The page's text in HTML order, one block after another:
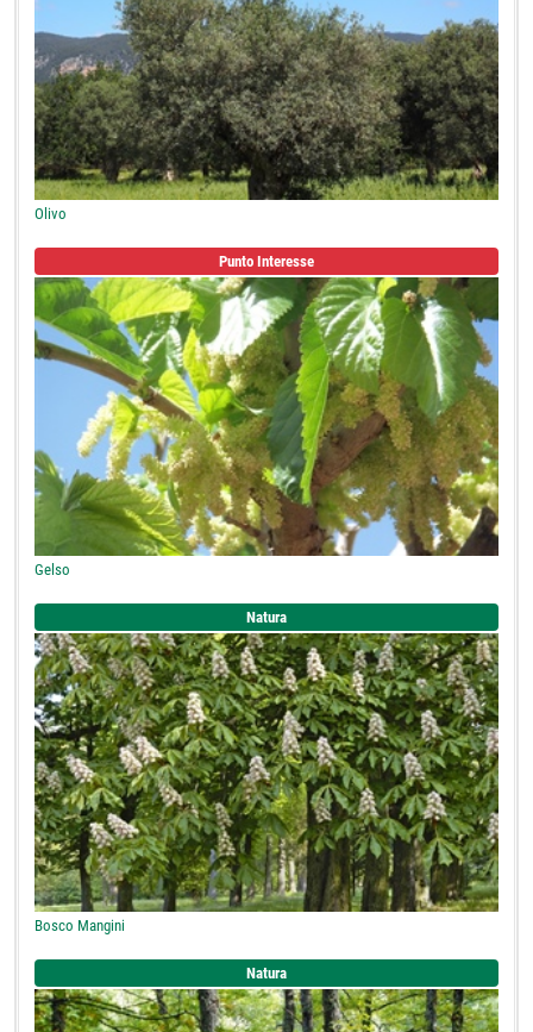
Olivo
Punto Interesse
Gelso
Natura
Bosco Mangini
Natura